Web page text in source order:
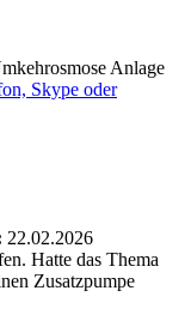
Anlage
Skype oder
22.02.2026
Hatte das Thema
Zusatzpumpe